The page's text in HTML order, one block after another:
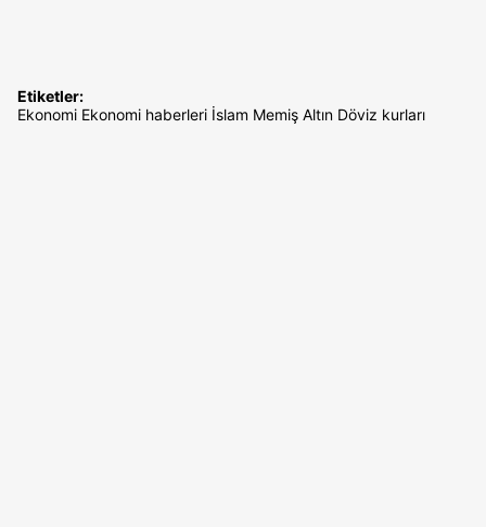
Etiketler:
Ekonomi Ekonomi haberleri İslam Memiş Altın Döviz kurları